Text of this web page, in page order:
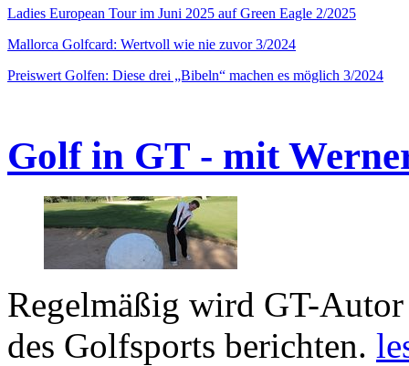
Ladies European Tour im Juni 2025 auf Green Eagle 2/2025
Mallorca Golfcard: Wertvoll wie nie zuvor 3/2024
Preiswert Golfen: Diese drei „Bibeln“ machen es möglich 3/2024
Golf in GT - mit
Regelmäßig wird GT-
des Golfsports berichten.